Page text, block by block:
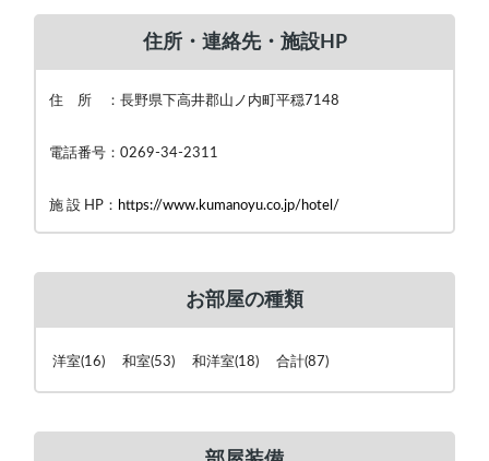
住所・連絡先・施設HP
住 所 ：長野県下高井郡山ノ内町平穏7148
電話番号：0269-34-2311
施 設 HP： https://www.kumanoyu.co.jp/hotel/
お部屋の種類
洋室(16) 和室(53) 和洋室(18) 合計(87)